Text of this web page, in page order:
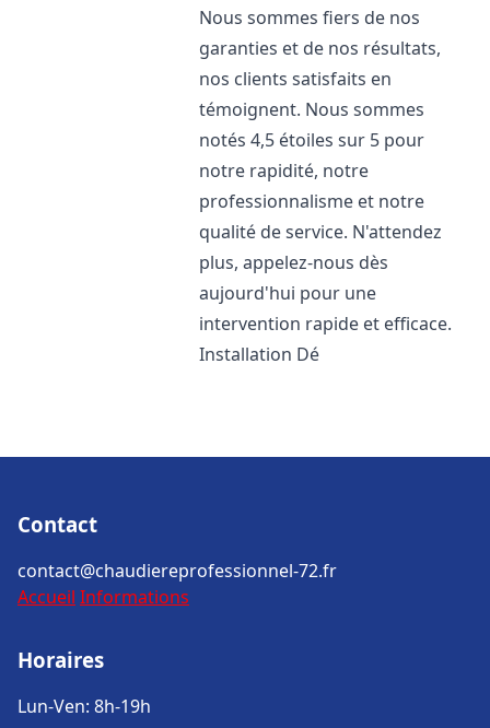
Nous sommes fiers de nos
garanties et de nos résultats,
nos clients satisfaits en
témoignent. Nous sommes
notés 4,5 étoiles sur 5 pour
notre rapidité, notre
professionnalisme et notre
qualité de service. N'attendez
plus, appelez-nous dès
aujourd'hui pour une
intervention rapide et efficace.
Installation Dé
Contact
contact@chaudiereprofessionnel-72.fr
Accueil Informations
Horaires
Lun-Ven: 8h-19h